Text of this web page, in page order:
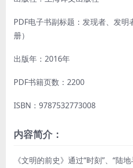
PDF电子书副标题：发现者、发明
册）
出版年：2016年
PDF书籍页数：2200
ISBN：9787532773008
内容简介：
《文明的前史》通过“时刻”、“陆